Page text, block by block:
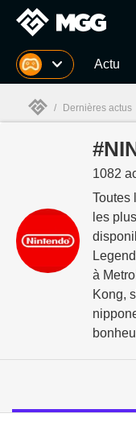
MGG Actu
/ Dernières actus
1082
Toutes
les
à
Kong,